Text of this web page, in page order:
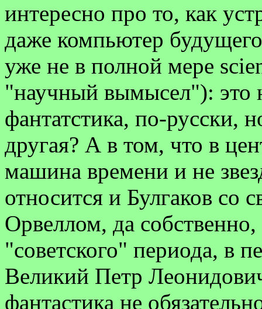
интересно про то, как
даже компьютер
уже не в полной мере
"научный вымысел"): это
фантатстика, по-русски,
другая? А в том, что в
машина времени и не
относится и Булгаков
Орвеллом, да
"советского" периода, в
Великий Петр
фантастика не